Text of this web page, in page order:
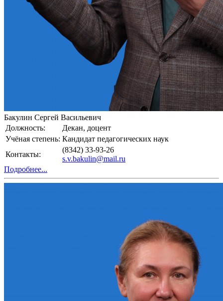
Бакулин Сергей Васильевич
Должность:
Декан, доцент
Учёная степень: Кандидат педагогических наук
Контакты:
(8342) 33-93-26
s.v.bakulin@mail.ru
Подробнее...